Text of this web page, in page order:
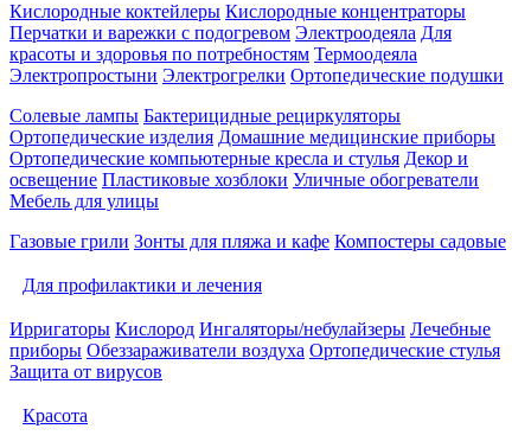
Кислородные коктейлеры Кислородные концентраторы
Перчатки и варежки с подогревом Электроодеяла Для
красоты и здоровья по потребностям Термоодеяла
Электропростыни Электрогрелки Ортопедические подушки
Солевые лампы Бактерицидные рециркуляторы
Ортопедические изделия Домашние медицинские приборы
Ортопедические компьютерные кресла и стулья Декор и
освещение Пластиковые хозблоки Уличные обогреватели
Мебель для улицы
Газовые грили Зонты для пляжа и кафе Компостеры садовые
Для профилактики и лечения
Ирригаторы Кислород Ингаляторы/небулайзеры Лечебные
приборы Обеззараживатели воздуха Ортопедические стулья
Защита от вирусов
Красота